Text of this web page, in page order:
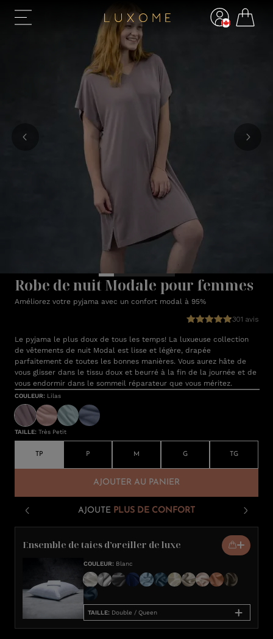
Robe de nuit Modale pour femmes
Améliorez votre pyjama avec un confort modal à 95%
301 avis
Le pyjama le plus doux de tous les temps! La luxueuse collection
de vêtements de nuit Modal est lisse et légère, drapée
parfaitement de toutes les bonnes manières. Vous aurez hâte de
vous glisser dans le tissu doux et beurré à la fin de la journée et de
vous endormir dans le sommeil réparateur que vous méritez.
COULEUR: Lilas
TAILLE: Très Petit
TP P M G TG
AJOUTER AU PANIER
AJOUTE PLUS DE CONFORT
Ensemble de taies d’oreiller de luxe
COULEUR: Blanc
TAILLE: Double / Queen